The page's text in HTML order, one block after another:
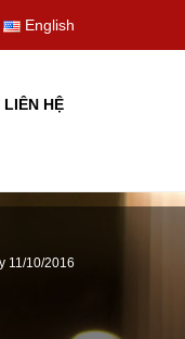
English
LIÊN HỆ
11/10/2016